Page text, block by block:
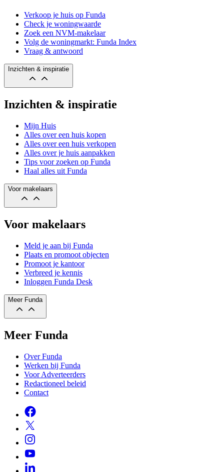
Verkoop je huis op Funda
Check je woningwaarde
Zoek een NVM-makelaar
Volg de woningmarkt: Funda Index
Vraag & antwoord
Inzichten & inspiratie
Inzichten & inspiratie
Mijn Huis
Alles over een huis kopen
Alles over een huis verkopen
Alles over je huis aanpakken
Tips voor zoeken op Funda
Haal alles uit Funda
Voor makelaars
Voor makelaars
Meld je aan bij Funda
Plaats en promoot objecten
Promoot je kantoor
Verbreed je kennis
Inloggen Funda Desk
Meer Funda
Meer Funda
Over Funda
Werken bij Funda
Voor Adverteerders
Redactioneel beleid
Contact